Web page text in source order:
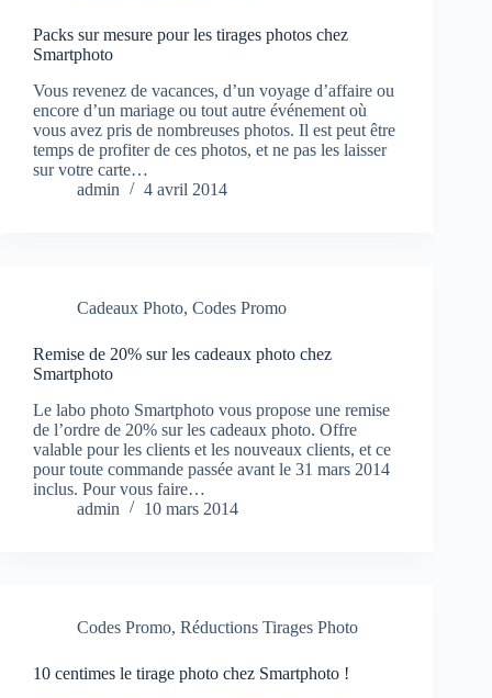
Packs sur mesure pour les tirages photos chez
Smartphoto
Vous revenez de vacances, d’un voyage d’affaire ou
encore d’un mariage ou tout autre événement où
vous avez pris de nombreuses photos. Il est peut être
temps de profiter de ces photos, et ne pas les laisser
sur votre carte…
admin
4 avril 2014
Cadeaux Photo, Codes Promo
Remise de 20% sur les cadeaux photo chez
Smartphoto
Le labo photo Smartphoto vous propose une remise
de l’ordre de 20% sur les cadeaux photo. Offre
valable pour les clients et les nouveaux clients, et ce
pour toute commande passée avant le 31 mars 2014
inclus. Pour vous faire…
admin
10 mars 2014
Codes Promo, Réductions Tirages Photo
10 centimes le tirage photo chez Smartphoto !